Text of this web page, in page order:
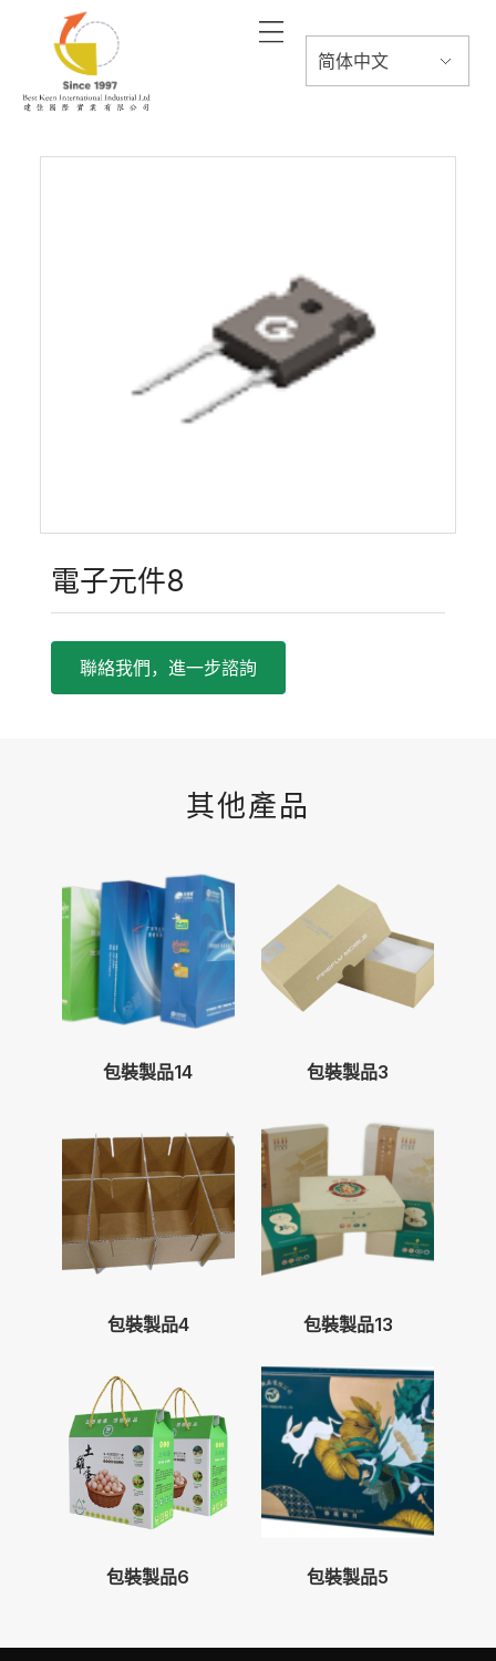
電子元件8
聯絡我們，進一步諮詢
其他產品
包裝製品14 包裝製品3
包裝製品4 包裝製品13
包裝製品6 包裝製品5